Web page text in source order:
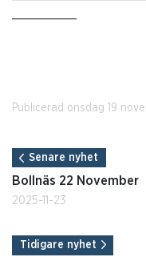
Publicerad onsdag 19
Senare nyhet
Bollnäs 22 November
2025-11-23
Tidigare nyhet